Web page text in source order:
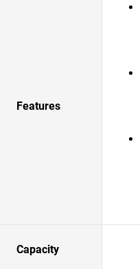
Features
Capacity